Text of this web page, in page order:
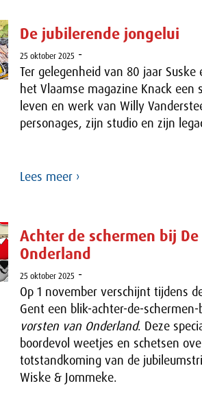
De jubilerende jongelui
25 oktober 2025 -
Ter gelegenheid van 80 jaar
het Vlaamse magazine Knack een
leven en werk van Willy
personages, zijn studio en zijn
Lees meer ›
Achter de schermen bij
Onderland
25 oktober 2025 -
Op 1 november verschijnt tijdens
Gent een blik-achter-de-
vorsten van Onderland. Deze
boordevol weetjes en schetsen
totstandkoming van de
Wiske & Jommeke.